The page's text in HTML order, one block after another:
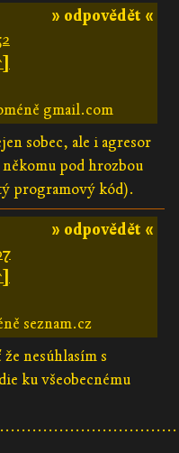
» odpovědět «
gmail.com
sobec, ale i agresor
pod hrozbou
programový kód).
» odpovědět «
seznam.cz
nesúhlasím s
ku všeobecnému